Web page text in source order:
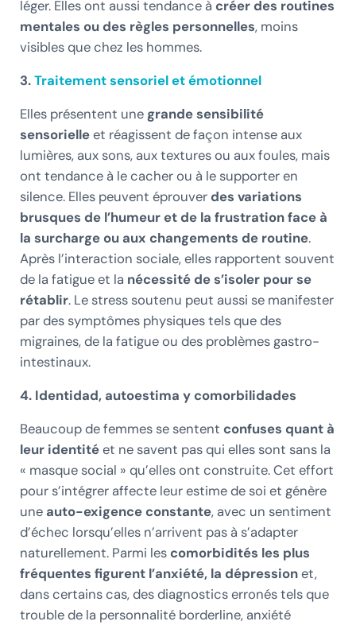
léger. Elles ont aussi tendance à créer des routines
mentales ou des règles personnelles, moins
visibles que chez les hommes.
3.Traitementsensoriel et émotionnel
Elles présentent une grande sensibilité
sensorielleet réagissent de façon intense aux
lumières, aux sons, aux textures ou aux foules, mais
ont tendance à le cacher ou à le supporter en
silence. Elles peuvent éprouver des variations
brusques de l’humeur et de la frustration face à
la surcharge ou aux changements de routine.
Après l’interaction sociale, elles rapportent souvent
de la fatigue et la nécessité de s’isoler pour se
rétablir. Le stress soutenu peut aussi se manifester
par des symptômes physiques tels que des
migraines, de la fatigue ou des problèmes gastro-
intestinaux.
4. Identidad, autoestima y comorbilidades
Beaucoup de femmes se sentent confuses quant à
leur identitéet ne savent pas qui elles sont sans la
« masque social » qu’elles ont construite. Cet effort
pour s’intégrer affecte leur estime de soi et génère
une auto-exigence constante, avec un sentiment
d’échec lorsqu’elles n’arrivent pas à s’adapter
naturellement. Parmi les comorbidités les plus
fréquentes figurent l’anxiété, la dépressionet,
dans certains cas, des diagnostics erronés tels que
trouble de la personnalité borderline, anxiété